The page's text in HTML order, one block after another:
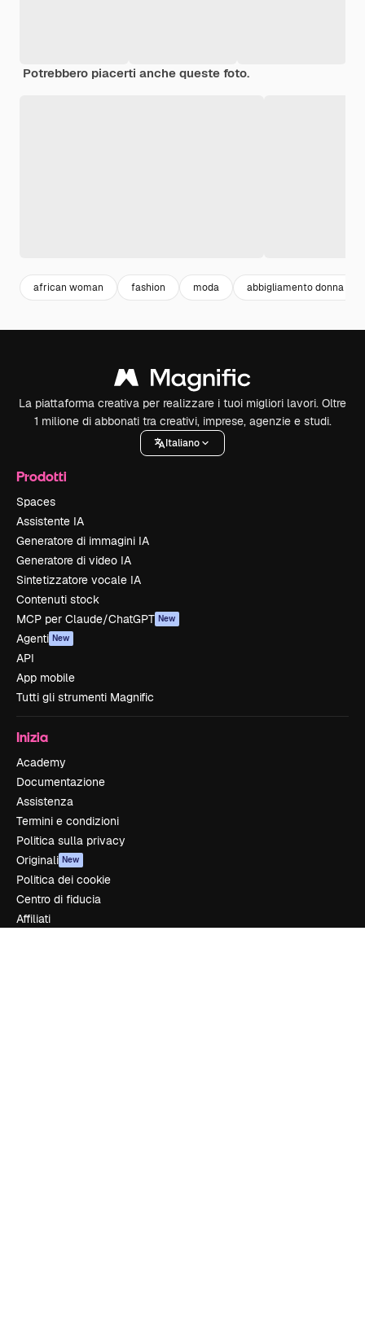
Potrebbero piacerti anche queste foto.
african woman fashion moda abbigliamento donna
La piattaforma creativa per realizzare i tuoi migliori lavori. Oltre
1 milione di abbonati tra creativi, imprese, agenzie e studi.
Italiano
Prodotti
Spaces
Assistente IA
Generatore di immagini IA
Generatore di video IA
Sintetizzatore vocale IA
Contenuti stock
MCP per Claude/ChatGPT New
Agenti New
API
App mobile
Tutti gli strumenti Magnific
Inizia
Academy
Documentazione
Assistenza
Termini e condizioni
Politica sulla privacy
Originali New
Politica dei cookie
Centro di fiducia
Affiliati